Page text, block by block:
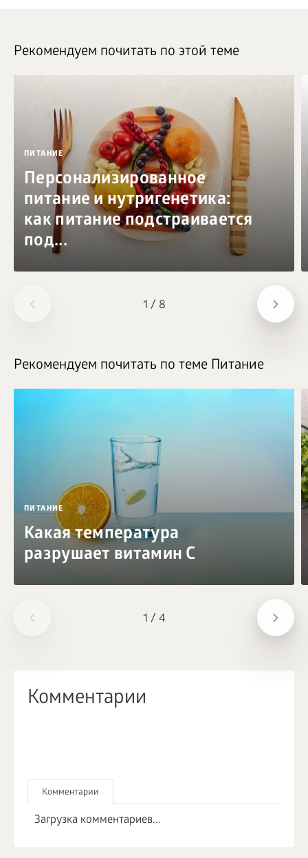
1 / 8
Рекомендуем почитать по этой теме
ПИТАНИЕ
Персонализированное
питание и нутригенетика:
как питание подстраивается
под...
1 / 4
Рекомендуем почитать по теме Питание
ПИТАНИЕ
Какая температура
разрушает витамин C
Комментарии
Комментарии
Загрузка комментариев...